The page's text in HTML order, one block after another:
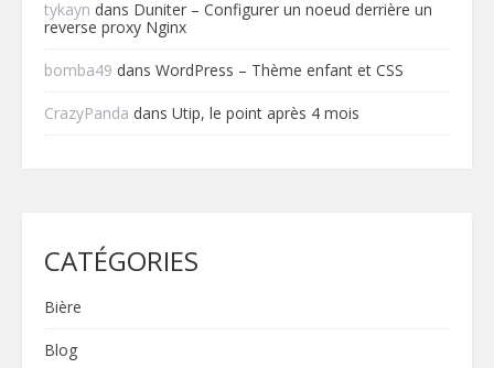
tykayn dans Duniter – Configurer un noeud derrière un
reverse proxy Nginx
bomba49 dans WordPress – Thème enfant et CSS
CrazyPanda dans Utip, le point après 4 mois
CATÉGORIES
Bière
Blog